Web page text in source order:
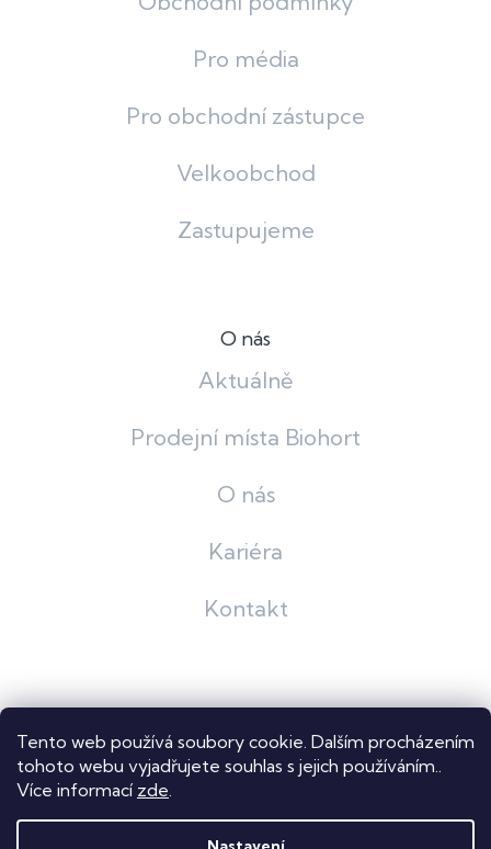
Tento web používá soubory cookie. Dalším procházením
tohoto webu vyjadřujete souhlas s jejich používáním..
Více informací zde.
Pro média
Pro obchodní zástupce
Velkoobchod
Zastupujeme
O nás
Aktuálně
Prodejní místa Biohort
O nás
Kariéra
Kontakt
Shoptet
Copyright 2026Dastech s.r.o.. Všechna práva vyhrazena.
Upravit nastavení cookies